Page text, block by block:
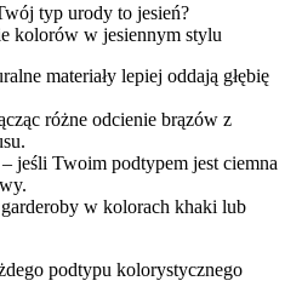
typ urody to jesień?
kolorów w jesiennym stylu
materiały lepiej oddają głębię
różne odcienie brązów z
jeśli Twoim podtypem jest ciemna
w kolorach khaki lub
podtypu kolorystycznego